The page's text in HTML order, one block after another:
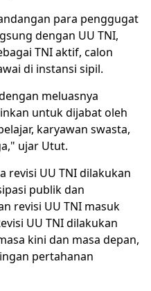
para penggugat
dengan UU TNI,
TNI aktif, calon
di instansi sipil.
meluasnya
untuk dijabat oleh
karyawan swasta,
ujar Utut.
revisi UU TNI dilakukan
publik dan
revisi UU TNI masuk
UU TNI dilakukan
kini dan masa depan,
pertahanan